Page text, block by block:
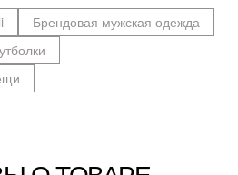
Брендовая мужская одежда